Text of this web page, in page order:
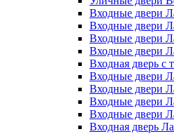
Входные двери
Входные двери
Входные двери
Входные двери
Входная дверь с
Входные двери
Входные двери
Входные двери
Входные двери
Входная дверь